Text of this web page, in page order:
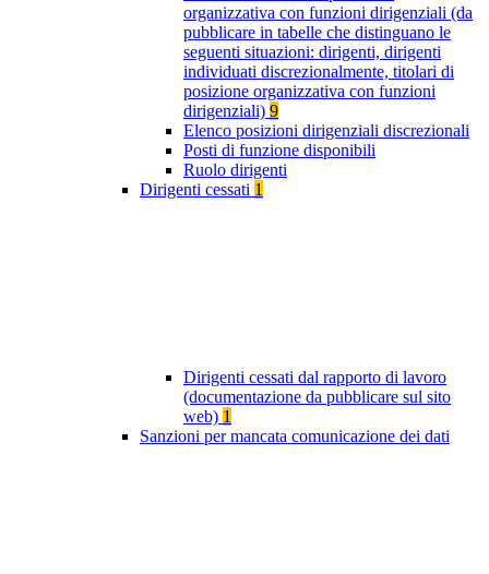
organizzativa con funzioni dirigenziali (da
pubblicare in tabelle che distinguano le
seguenti situazioni: dirigenti, dirigenti
individuati discrezionalmente, titolari di
posizione organizzativa con funzioni
dirigenziali) 9
Elenco posizioni dirigenziali discrezionali
Posti di funzione disponibili
Ruolo dirigenti
Dirigenti cessati 1
Dirigenti cessati dal rapporto di lavoro
(documentazione da pubblicare sul sito
web) 1
Sanzioni per mancata comunicazione dei dati